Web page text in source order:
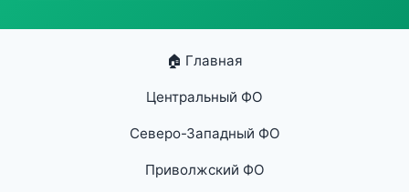
🏠 Главная
Центральный ФО
Северо-Западный ФО
Приволжский ФО